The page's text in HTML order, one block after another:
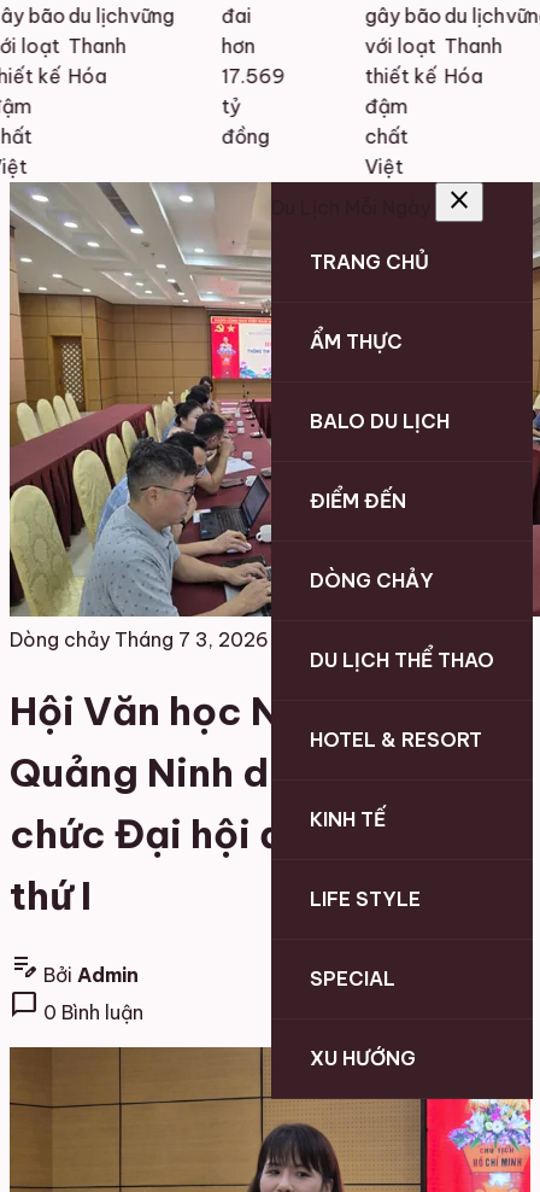
bão
loạt
kế
du lịch
Thanh
Hóa
vững
đai
hơn
17.569
tỷ
đồng
gây bão
với loạt
thiết kế
đậm
chất
Việt
du lịch
Thanh
Hóa
vững
close
TRANG CHỦ
ẨM THỰC
BALO DU LỊCH
ĐIỂM ĐẾN
DÒNG CHẢY
DU LỊCH THỂ THAO
HOTEL & RESORT
KINH TẾ
LIFE STYLE
SPECIAL
XU HƯỚNG
Dòng chảy Tháng 7 3, 2026
Hội Văn học Nghệ thuật
Quảng Ninh dự kiến tổ
chức Đại hội đại biểu lần
thứ I
edit_note Bởi Admin
chat_bubble 0 Bình luận